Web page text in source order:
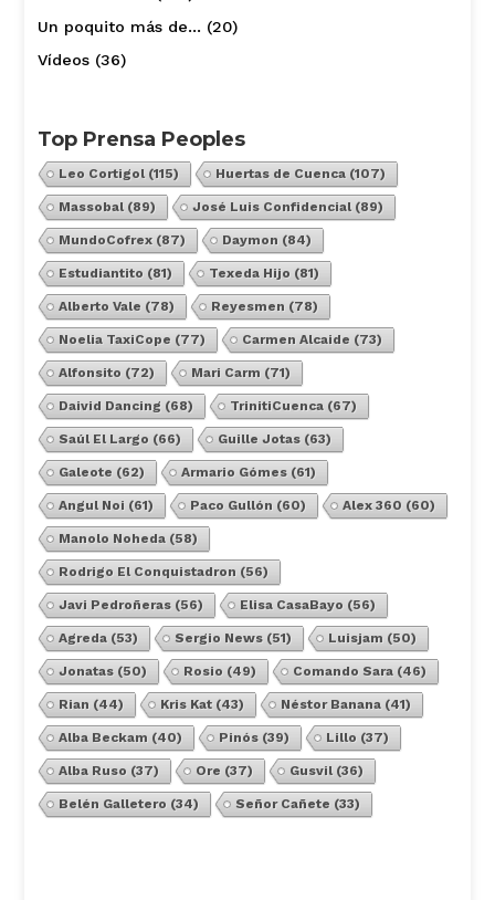
Un poquito más de… (20)
Vídeos(36)
Top Prensa Peoples
Leo Cortigol(115) Huertas de Cuenca(107)
Massobal(89) José Luis Confidencial(89)
MundoCofrex(87) Daymon (84)
Estudiantito (81) Texeda Hijo (81)
Alberto Vale (78) Reyesmen (78)
Noelia TaxiCope (77) Carmen Alcaide (73)
Alfonsito (72) Mari Carm (71)
Daivid Dancing (68) TrinitiCuenca(67)
Saúl El Largo (66) Guille Jotas(63)
Galeote (62) Armario Gómes(61)
Angul Noi (61) Paco Gullón (60) Alex 360 (60)
Manolo Noheda(58)
Rodrigo El Conquistadron (56)
Javi Pedroñeras(56) Elisa CasaBayo (56)
Agreda(53) Sergio News(51) Luisjam (50)
Jonatas(50) Rosio (49) Comando Sara(46)
Rian (44) Kris Kat(43) Néstor Banana(41)
Alba Beckam (40) Pinós(39) Lillo (37)
Alba Ruso (37) Ore (37) Gusvil(36)
Belén Galletero (34) Señor Cañete (33)